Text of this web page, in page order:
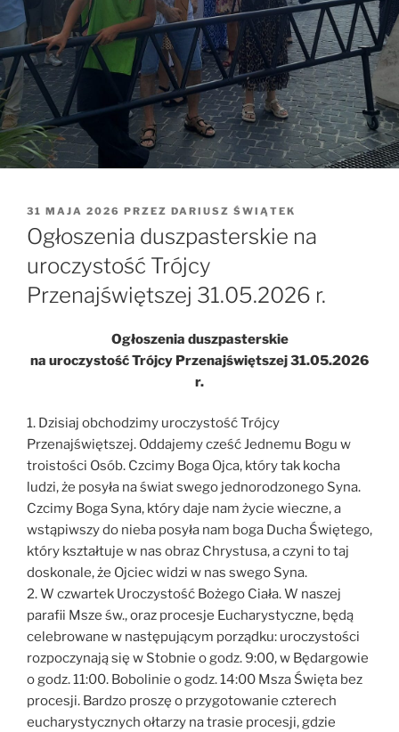
OPUBLIKOWANE
W
31 MAJA 2026 PRZEZ DARIUSZ ŚWIĄTEK
Ogłoszenia duszpasterskie na
uroczystość Trójcy
Przenajświętszej 31.05.2026 r.
Ogłoszenia duszpasterskie
na uroczystość Trójcy Przenajświętszej 31.05.2026
r.
1. Dzisiaj obchodzimy uroczystość Trójcy
Przenajświętszej. Oddajemy cześć Jednemu Bogu w
troistości Osób. Czcimy Boga Ojca, który tak kocha
ludzi, że posyła na świat swego jednorodzonego Syna.
Czcimy Boga Syna, który daje nam życie wieczne, a
wstąpiwszy do nieba posyła nam boga Ducha Świętego,
który kształtuje w nas obraz Chrystusa, a czyni to taj
doskonale, że Ojciec widzi w nas swego Syna.
2. W czwartek Uroczystość Bożego Ciała. W naszej
parafii Msze św., oraz procesje Eucharystyczne, będą
celebrowane w następującym porządku: uroczystości
rozpoczynają się w Stobnie o godz. 9:00, w Będargowie
o godz. 11:00. Bobolinie o godz. 14:00 Msza Święta bez
procesji. Bardzo proszę o przygotowanie czterech
eucharystycznych ołtarzy na trasie procesji, gdzie